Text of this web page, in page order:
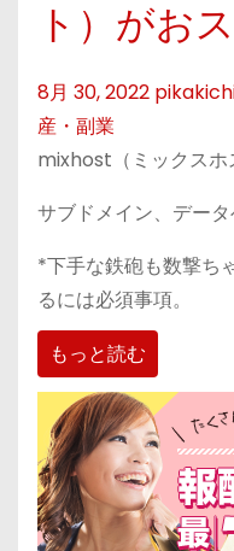
ト）がお
8月 30, 2022
産・副業
mixhost（ミックスホ
サブドメイン、デー
*下手な鉄砲も数撃ち
るには必須事項。
もっと読む